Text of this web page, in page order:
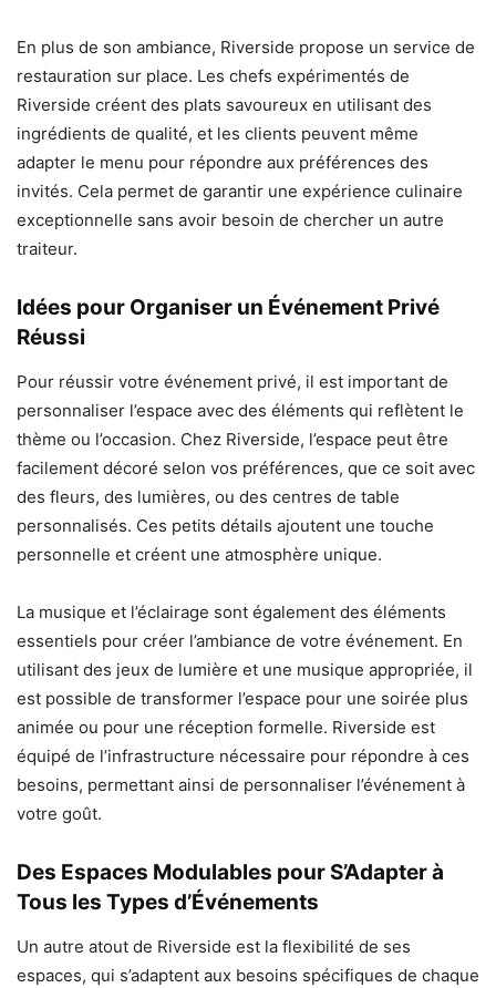
En plus de son ambiance, Riverside propose un service de
restauration sur place. Les chefs expérimentés de
Riverside créent des plats savoureux en utilisant des
ingrédients de qualité, et les clients peuvent même
adapter le menu pour répondre aux préférences des
invités. Cela permet de garantir une expérience culinaire
exceptionnelle sans avoir besoin de chercher un autre
traiteur.
Idées pour Organiser un Événement Privé
Réussi
Pour réussir votre événement privé, il est important de
personnaliser l’espace avec des éléments qui reflètent le
thème ou l’occasion. Chez Riverside, l’espace peut être
facilement décoré selon vos préférences, que ce soit avec
des fleurs, des lumières, ou des centres de table
personnalisés. Ces petits détails ajoutent une touche
personnelle et créent une atmosphère unique.
La musique et l’éclairage sont également des éléments
essentiels pour créer l’ambiance de votre événement. En
utilisant des jeux de lumière et une musique appropriée, il
est possible de transformer l’espace pour une soirée plus
animée ou pour une réception formelle. Riverside est
équipé de l’infrastructure nécessaire pour répondre à ces
besoins, permettant ainsi de personnaliser l’événement à
votre goût.
Des Espaces Modulables pour S’Adapter à
Tous les Types d’Événements
Un autre atout de Riverside est la flexibilité de ses
espaces, qui s’adaptent aux besoins spécifiques de chaque